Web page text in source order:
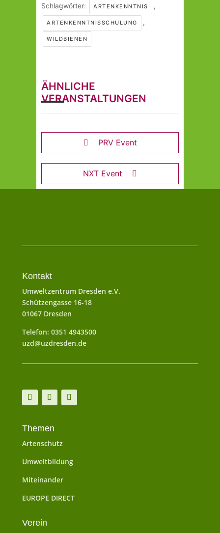
Schlagwörter: ARTENKENNTNIS ,
ARTENKENNTNISSCHULUNG ,
WILDBIENEN
ÄHNLICHE
VERANSTALTUNGEN
PRV Event
NXT Event
Kontakt
Umweltzentrum Dresden e.V.
Schützengasse 16-18
01067 Dresden
Telefon: 0351 4943500
uzd@uzdresden.de
Themen
Artenschutz
Umweltbildung
Miteinander
EUROPE DIRECT
Verein